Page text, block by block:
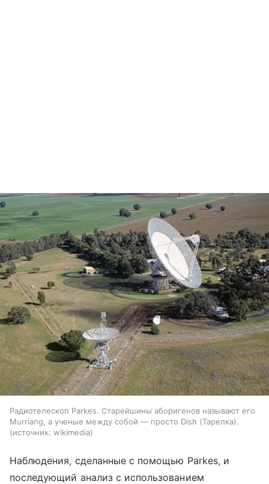
Радиотелескоп Parkes. Старейшины аборигенов называют его
Murriang, а ученые между собой — просто Dish (Тарелка).
источник: wikimedia
Наблюдения, сделанные с помощью Parkes, и
последующий анализ с использованием